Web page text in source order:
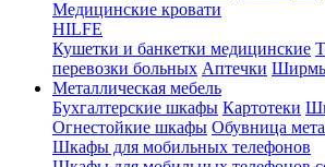
Медицинские кровати
HILFE
Кушетки и банкетки медицинские
перевозки больных Аптечки Ширмы
Металлическая мебель
Бухгалтерские шкафы Картотеки
Огнестойкие шкафы Обувница
Шкафы для мобильных телефонов